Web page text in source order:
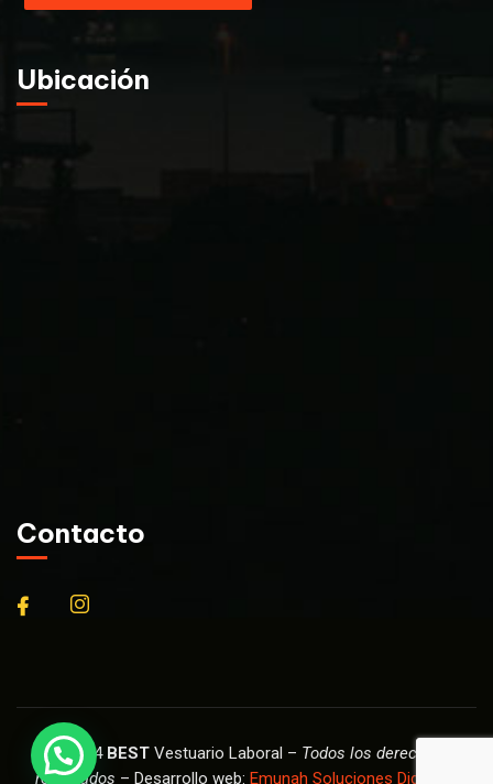
Ubicación
Contacto
© 2024 BEST Vestuario Laboral – Todos los derechos
reservados – Desarrollo web: Emunah Soluciones Digitales